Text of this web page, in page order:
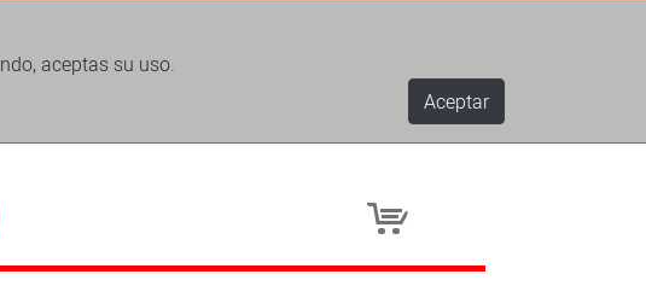
aceptas su uso.
Aceptar